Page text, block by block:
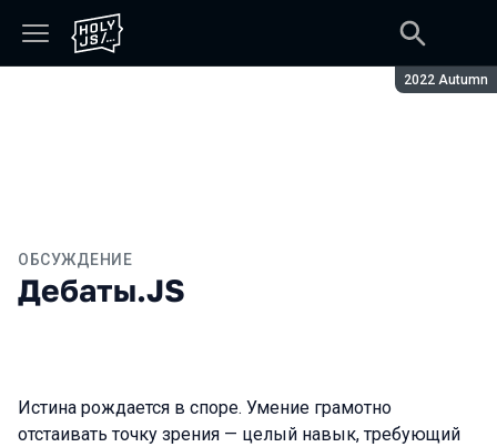
Сезон:
2022 Autumn
ОБСУЖДЕНИЕ
Дебаты.JS
Истина рождается в споре. Умение грамотно
отстаивать точку зрения — целый навык, требующий